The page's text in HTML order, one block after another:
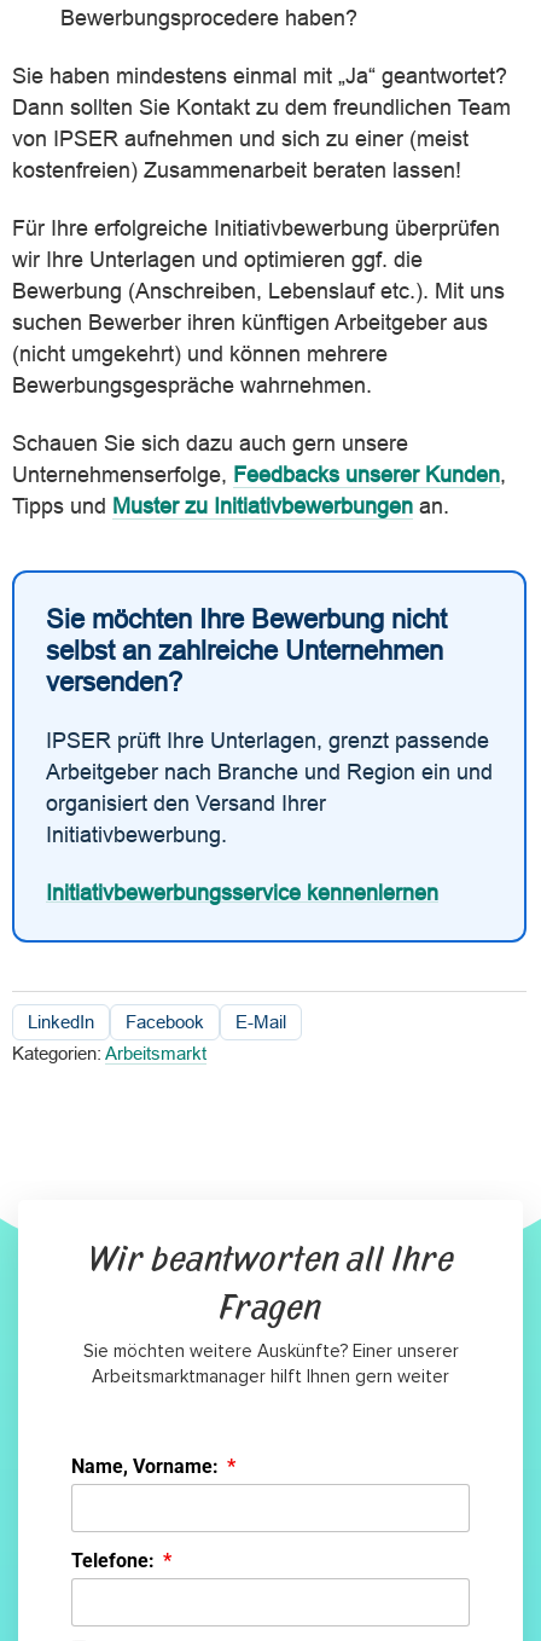
Bewerbungsprocedere haben?
Sie haben mindestens einmal mit „Ja“ geantwortet?
Dann sollten Sie Kontakt zu dem freundlichen Team
von IPSER aufnehmen und sich zu einer (meist
kostenfreien) Zusammenarbeit beraten lassen!
Für Ihre erfolgreiche Initiativbewerbung überprüfen
wir Ihre Unterlagen und optimieren ggf. die
Bewerbung (Anschreiben, Lebenslauf etc.). Mit uns
suchen Bewerber ihren künftigen Arbeitgeber aus
(nicht umgekehrt) und können mehrere
Bewerbungsgespräche wahrnehmen.
Schauen Sie sich dazu auch gern unsere
Unternehmenserfolge, Feedbacks unserer Kunden,
Tipps und Muster zu Initiativbewerbungen an.
Sie möchten Ihre Bewerbung nicht
selbst an zahlreiche Unternehmen
versenden?
IPSER prüft Ihre Unterlagen, grenzt passende
Arbeitgeber nach Branche und Region ein und
organisiert den Versand Ihrer
Initiativbewerbung.
Initiativbewerbungsservice kennenlernen
LinkedIn Facebook
E-Mail
Kategorien: Arbeitsmarkt
Wir beantworten all Ihre
Fragen
Sie möchten weitere Auskünfte? Einer unserer
Arbeitsmarktmanager hilft Ihnen gern weiter
Name, Vorname:
Telefone: